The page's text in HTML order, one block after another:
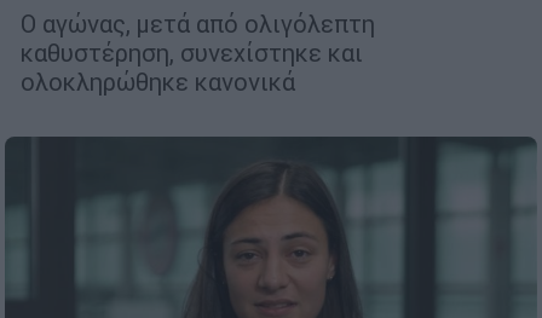
Ο αγώνας, μετά από ολιγόλεπτη
καθυστέρηση, συνεχίστηκε και
ολοκληρώθηκε κανονικά